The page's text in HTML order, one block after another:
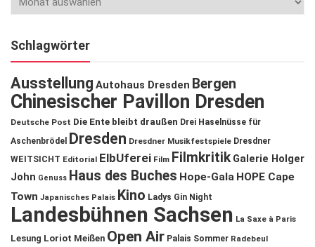
Schlagwörter
Ausstellung Autohaus Dresden Bergen
Chinesischer Pavillon Dresden
Deutsche Post Die Ente bleibt draußen Drei Haselnüsse für
Aschenbrödel
Dresden Dresdner Musikfestspiele Dresdner
WEITSICHT Editorial ElbUferei Film Filmkritik Galerie Holger
John Genuss Haus des Buches Hope-Gala HOPE Cape
Town Japanisches Palais Kino Ladys Gin Night
Landesbühnen Sachsen La Saxe à Paris
Lesung Loriot Meißen Open Air Palais Sommer Radebeul